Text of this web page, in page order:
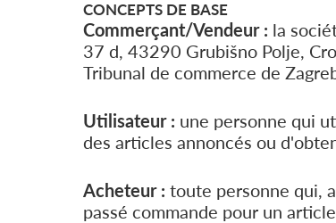
CONCEPTS DE BASE
Commerçant/Vendeur : la
37 d, 43290 Grubišno Polje,
Tribunal de commerce de
Utilisateur : une personne qui
des articles annoncés ou
Acheteur : toute personne qui,
passé commande pour un